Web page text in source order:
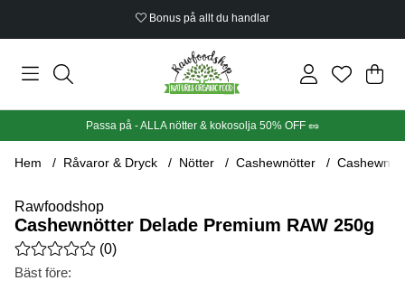
Bonus på allt du handlar
Din
.
Passa på - ALLA nötter & kokosolja 50% OFF 🥜
Hem Råvaror & Dryck Nötter Cashewnötter
Rawfoodshop
Cashewnötter Delade Premium RAW 250g
Medelbetyg 0 av 5 Antal betyg 0
(0)
Bäst före: